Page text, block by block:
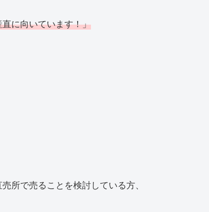
に向いています！」
所で売ることを検討している方、